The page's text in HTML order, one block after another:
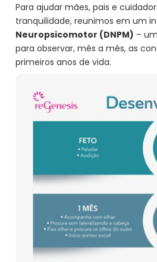
Para ajudar mães, pais e
tranquilidade, reunimos em um
Neuropsicomotor (DNPM) –
para observar, mês a mês, as
primeiros anos de vida.